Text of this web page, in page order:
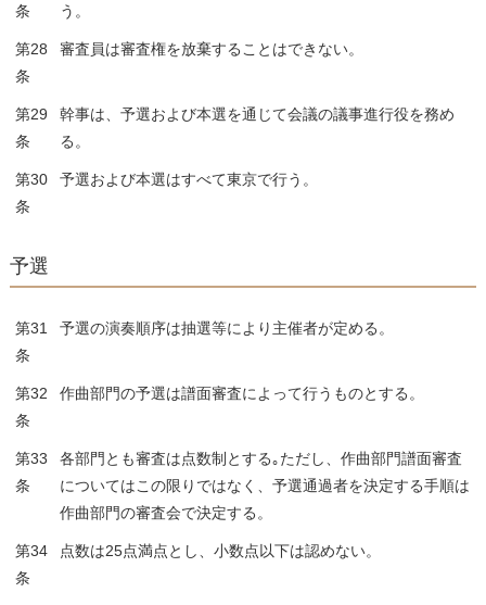
条
う。
第28
条
審査員は審査権を放棄することはできない。
第29
条
幹事は、予選および本選を通じて会議の議事進行役を務め
る。
第30
条
予選および本選はすべて東京で行う。
予選
第31
条
予選の演奏順序は抽選等により主催者が定める。
第32
条
作曲部門の予選は譜面審査によって行うものとする。
第33
条
各部門とも審査は点数制とする｡ただし、作曲部門譜面審査
についてはこの限りではなく、予選通過者を決定する手順は
作曲部門の審査会で決定する。
第34
条
点数は25点満点とし、小数点以下は認めない。